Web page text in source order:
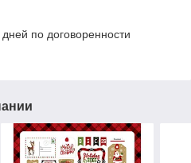
по договоренности